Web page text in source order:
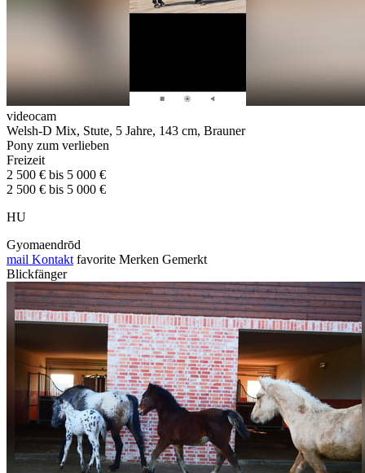
videocam
Welsh-D Mix, Stute, 5 Jahre, 143 cm, Brauner
Pony zum verlieben
Freizeit
2 500 € bis 5 000 €
2 500 € bis 5 000 €
HU
Gyomaendrōd
mail Kontakt favorite Merken Gemerkt
Blickfänger